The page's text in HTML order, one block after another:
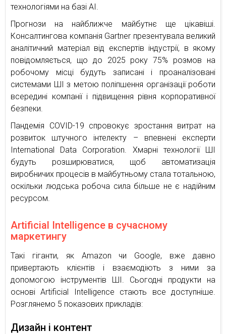
технологіями на базі AI.
Прогнози на найближче майбутнє ще цікавіші.
Консалтингова компанія Gartner презентувала великий
аналітичний матеріал від експертів індустрії, в якому
повідомляється, що до 2025 року 75% розмов на
робочому місці будуть записані і проаналізовані
системами ШІ з метою поліпшення організації роботи
всередині компанії і підвищення рівня корпоративної
безпеки.
Пандемія COVID-19 спровокує зростання витрат на
розвиток штучного інтелекту – впевнені експерти
International Data Corporation. Хмарні технології ШІ
будуть розширюватися, щоб автоматизація
виробничих процесів в майбутньому стала тотальною,
оскільки людська робоча сила більше не є надійним
ресурсом.
Artificial Intelligence в сучасному
маркетингу
Такі гіганти, як Amazon чи Google, вже давно
привертають клієнтів і взаємодіють з ними за
допомогою інструментів ШІ. Сьогодні продукти на
основі Artificial Intelligence стають все доступніше.
Розглянемо 5 показових прикладів:
Дизайн і контент